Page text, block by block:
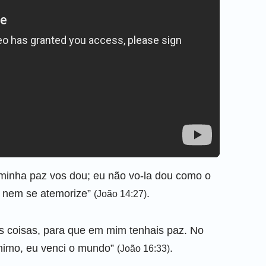
paz vos dou; eu não vo-la dou como o
se atemorize” (João 14:27).
coisas, para que em mim tenhais paz. No
eu venci o mundo” (João 16:33).